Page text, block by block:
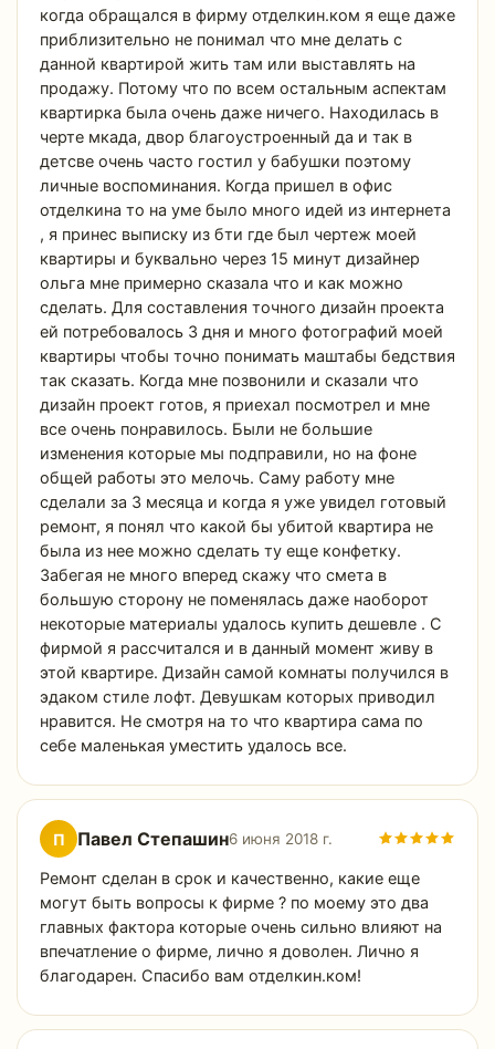
когда обращался в фирму отделкин.ком я еще даже
приблизительно не понимал что мне делать с
данной квартирой жить там или выставлять на
продажу. Потому что по всем остальным аспектам
квартирка была очень даже ничего. Находилась в
черте мкада, двор благоустроенный да и так в
детсве очень часто гостил у бабушки поэтому
личные воспоминания. Когда пришел в офис
отделкина то на уме было много идей из интернета
, я принес выписку из бти где был чертеж моей
квартиры и буквально через 15 минут дизайнер
ольга мне примерно сказала что и как можно
сделать. Для составления точного дизайн проекта
ей потребовалось 3 дня и много фотографий моей
квартиры чтобы точно понимать маштабы бедствия
так сказать. Когда мне позвонили и сказали что
дизайн проект готов, я приехал посмотрел и мне
все очень понравилось. Были не большие
изменения которые мы подправили, но на фоне
общей работы это мелочь. Саму работу мне
сделали за 3 месяца и когда я уже увидел готовый
ремонт, я понял что какой бы убитой квартира не
была из нее можно сделать ту еще конфетку.
Забегая не много вперед скажу что смета в
большую сторону не поменялась даже наоборот
некоторые материалы удалось купить дешевле . С
фирмой я рассчитался и в данный момент живу в
этой квартире. Дизайн самой комнаты получился в
эдаком стиле лофт. Девушкам которых приводил
нравится. Не смотря на то что квартира сама по
себе маленькая уместить удалось все.
П Павел Степашин6 июня 2018 г.
Ремонт сделан в срок и качественно, какие еще
могут быть вопросы к фирме ? по моему это два
главных фактора которые очень сильно влияют на
впечатление о фирме, лично я доволен. Лично я
благодарен. Спасибо вам отделкин.ком!